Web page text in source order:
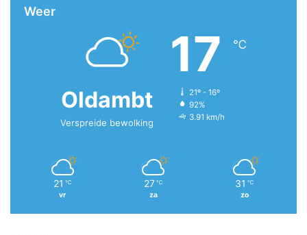
Weer
Oldambt
Verspreide bewolking
17 ℃
21º - 16º
92%
3.91 km/h
21 ℃
vr
27 ℃
za
31 ℃
zo